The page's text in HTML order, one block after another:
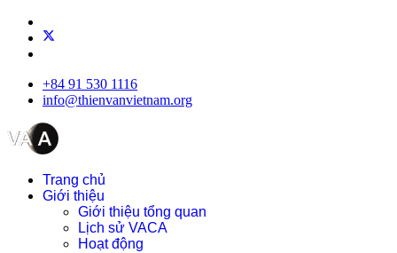
+84 91 530 1116
info@thienvanvietnam.org
Trang chủ
Giới thiệu
Giới thiệu tổng quan
Lịch sử VACA
Hoạt động